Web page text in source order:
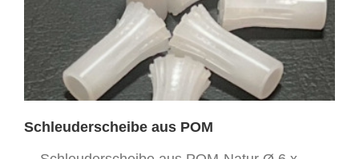
Schleuderscheibe aus POM